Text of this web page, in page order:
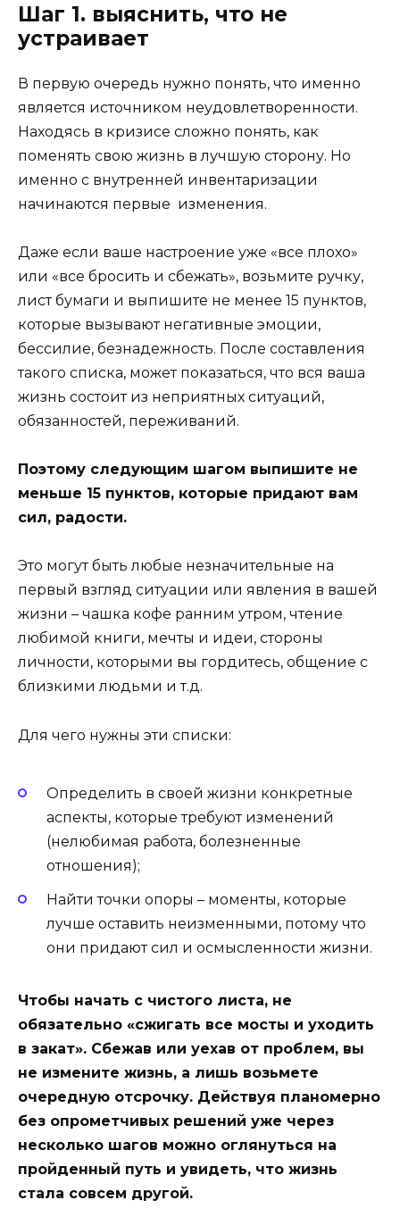
Шаг 1. выяснить, что не
устраивает
В первую очередь нужно понять, что именно
является источником неудовлетворенности.
Находясь в кризисе сложно понять, как
поменять свою жизнь в лучшую сторону. Но
именно с внутренней инвентаризации
начинаются первые изменения.
Даже если ваше настроение уже «все плохо»
или «все бросить и сбежать», возьмите ручку,
лист бумаги и выпишите не менее 15 пунктов,
которые вызывают негативные эмоции,
бессилие, безнадежность. После составления
такого списка, может показаться, что вся ваша
жизнь состоит из неприятных ситуаций,
обязанностей, переживаний.
Поэтому следующим шагом выпишите не
меньше 15 пунктов, которые придают вам
сил, радости.
Это могут быть любые незначительные на
первый взгляд ситуации или явления в вашей
жизни – чашка кофе ранним утром, чтение
любимой книги, мечты и идеи, стороны
личности, которыми вы гордитесь, общение с
близкими людьми и т.д.
Для чего нужны эти списки:
Определить в своей жизни конкретные
аспекты, которые требуют изменений
(нелюбимая работа, болезненные
отношения);
Найти точки опоры – моменты, которые
лучше оставить неизменными, потому что
они придают сил и осмысленности жизни.
Чтобы начать с чистого листа, не
обязательно «сжигать все мосты и уходить
в закат». Сбежав или уехав от проблем, вы
не измените жизнь, а лишь возьмете
очередную отсрочку. Действуя планомерно
без опрометчивых решений уже через
несколько шагов можно оглянуться на
пройденный путь и увидеть, что жизнь
стала совсем другой.